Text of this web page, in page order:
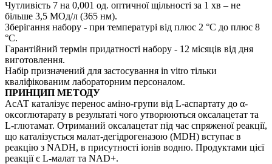
Чутливість 7 на 0,001 од. оптичної щільності за 1 хв – не
більше 3,5 МОд/л (365 нм).
Зберігання набору - при температурі від плюс 2 °С до плюс 8
°С.
Гарантійний термін придатності набору - 12 місяців від дня
виготовлення.
Набір призначений для застосування in vitro тільки
кваліфікованим лабораторним персоналом.
ПРИНЦИП МЕТОДУ
АсАТ каталізує перенос аміно-групи від L-аспартату до α-
оксоглютарату в результаті чого утворюються оксалацетат та
L-глютамат. Отриманий оксалацетат під час спряженої реакції,
що каталізується малат-дегідрогеназою (MDН) вступає в
реакцію з NADH, в присутності іонів водню. Продуктами цієї
реакції є L-малат та NAD+.